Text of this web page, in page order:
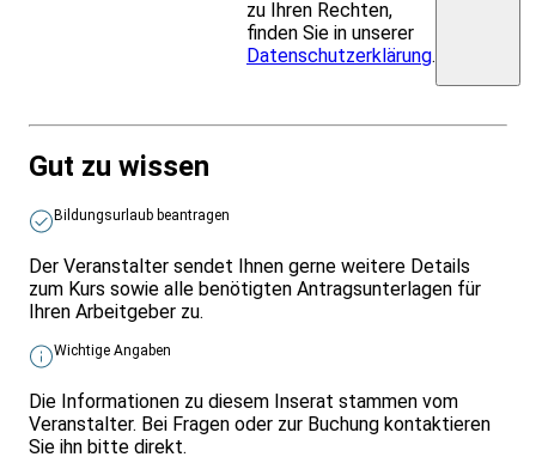
zu Ihren Rechten,
finden Sie in unserer
Datenschutzerklärung.
Gut zu wissen
Bildungsurlaub beantragen
Der Veranstalter sendet Ihnen gerne weitere Details
zum Kurs sowie alle benötigten Antragsunterlagen für
Ihren Arbeitgeber zu.
Wichtige Angaben
Die Informationen zu diesem Inserat stammen vom
Veranstalter. Bei Fragen oder zur Buchung kontaktieren
Sie ihn bitte direkt.